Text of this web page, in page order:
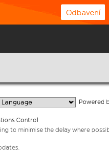
Odbavení
Powered
Control
to minimise the delay where